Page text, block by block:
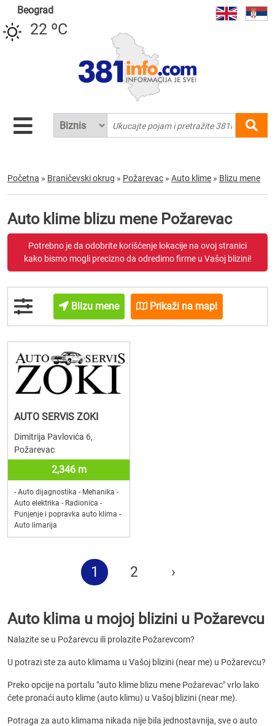
Beograd
22 ºC
Početna » Braničevski okrug » Požarevac » Auto klime » Blizu mene
Auto klime blizu mene Požarevac
Potrebno je da odobrite korišćenje lokacije na ovoj stranici
kako bismo mogli precizno da odredimo firme u Vašoj blizini!
Blizu mene Prikaži na mapi
AUTO SERVIS ZOKI
Dimitrija Pavlovića 6,
Požarevac
2,346 m
- Auto dijagnostika - Mehanika -
Auto elektrika - Radionica -
Punjenje i popravka auto klima -
Auto limarija
1 2 ›
Auto klima u mojoj blizini u Požarevcu
Nalazite se u Požarevcu ili prolazite Požarevcom?
U potrazi ste za auto klimama u Vašoj blizini (near me) u Požarevcu?
Preko opcije na portalu "auto klime blizu mene Požarevac" vrlo lako
ćete pronaći auto klime (auto klimu) u Vašoj blizini (near me).
Potraga za auto klimama nikada nije bila jednostavnija, sve o auto